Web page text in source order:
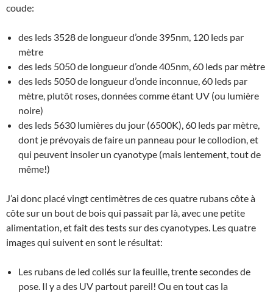
coude:
des leds 3528 de longueur d’onde 395nm, 120 leds par
mètre
des leds 5050 de longueur d’onde 405nm, 60 leds par mètre
des leds 5050 de longueur d’onde inconnue, 60 leds par
mètre, plutôt roses, données comme étant UV (ou lumière
noire)
des leds 5630 lumières du jour (6500K), 60 leds par mètre,
dont je prévoyais de faire un panneau pour le collodion, et
qui peuvent insoler un cyanotype (mais lentement, tout de
même!)
J’ai donc placé vingt centimètres de ces quatre rubans côte à
côte sur un bout de bois qui passait par là, avec une petite
alimentation, et fait des tests sur des cyanotypes. Les quatre
images qui suivent en sont le résultat:
Les rubans de led collés sur la feuille, trente secondes de
pose. Il y a des UV partout pareil! Ou en tout cas la